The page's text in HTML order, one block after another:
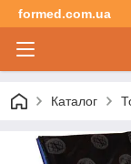
formed.com.ua
Каталог